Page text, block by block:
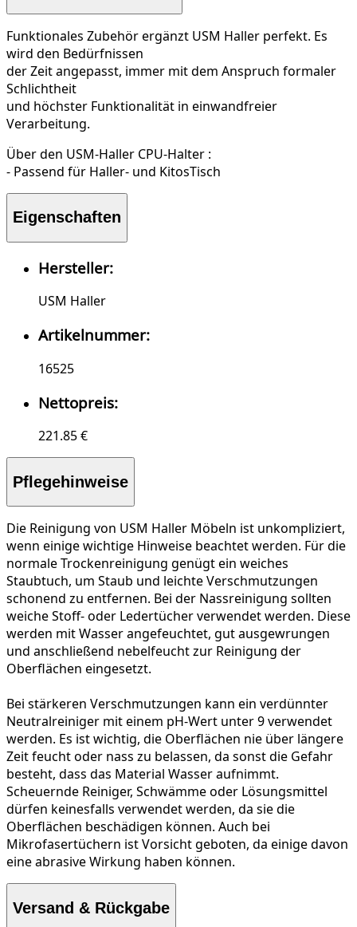
Funktionales Zubehör ergänzt USM Haller perfekt. Es
wird den Bedürfnissen
der Zeit angepasst, immer mit dem Anspruch formaler
Schlichtheit
und höchster Funktionalität in einwandfreier
Verarbeitung.
Über den USM-Haller CPU-Halter :
- Passend für Haller- und KitosTisch
Eigenschaften
Hersteller:
USM Haller
Artikelnummer:
16525
Nettopreis:
221.85 €
Pflegehinweise
Die Reinigung von USM Haller Möbeln ist unkompliziert,
wenn einige wichtige Hinweise beachtet werden. Für die
normale Trockenreinigung genügt ein weiches
Staubtuch, um Staub und leichte Verschmutzungen
schonend zu entfernen. Bei der Nassreinigung sollten
weiche Stoff- oder Ledertücher verwendet werden. Diese
werden mit Wasser angefeuchtet, gut ausgewrungen
und anschließend nebelfeucht zur Reinigung der
Oberflächen eingesetzt.
Bei stärkeren Verschmutzungen kann ein verdünnter
Neutralreiniger mit einem pH-Wert unter 9 verwendet
werden. Es ist wichtig, die Oberflächen nie über längere
Zeit feucht oder nass zu belassen, da sonst die Gefahr
besteht, dass das Material Wasser aufnimmt.
Scheuernde Reiniger, Schwämme oder Lösungsmittel
dürfen keinesfalls verwendet werden, da sie die
Oberflächen beschädigen können. Auch bei
Mikrofasertüchern ist Vorsicht geboten, da einige davon
eine abrasive Wirkung haben können.
Versand & Rückgabe